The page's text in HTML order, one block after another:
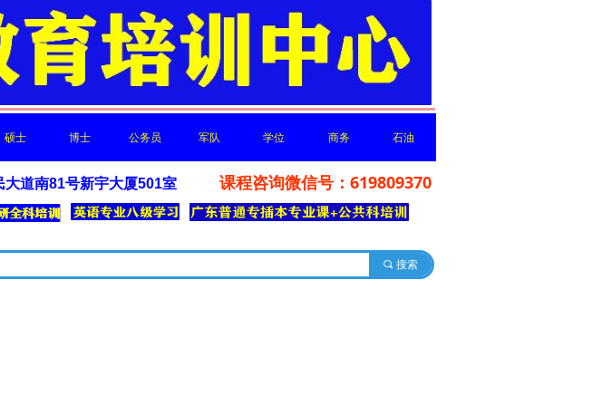
硕士
硕士
博士
博士
公务员
公务员
军队
军队
学位
学位
商务
商务
石油
石油
课程咨询微信号：619809370
道南81号新宇大厦501室
끠 搜索
心
、移动端设计、网页相关内容与你分享